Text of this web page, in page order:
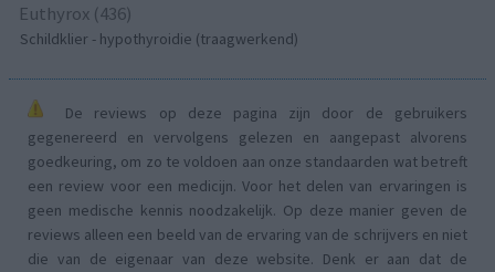
Euthyrox (436)
Schildklier - hypothyroidie (traagwerkend)
De reviews op deze pagina zijn door de gebruikers
gegenereerd en vervolgens gelezen en aangepast alvorens
goedkeuring, om zo te voldoen aan onze standaarden wat betreft
een review voor een medicijn. Voor het delen van ervaringen is
geen medische kennis noodzakelijk. Op deze manier geven de
reviews alleen een beeld van de ervaring van de schrijvers en niet
die van de eigenaar van deze website. Denk er aan dat de